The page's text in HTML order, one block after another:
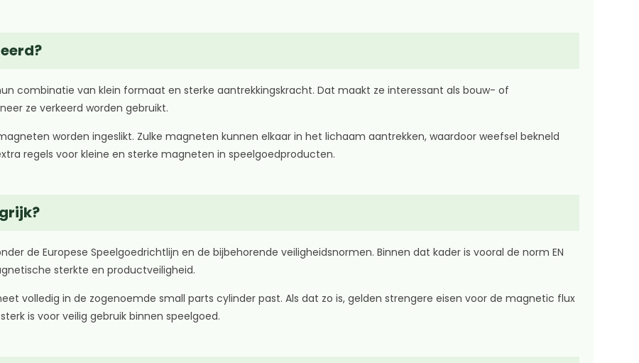
combinatie van klein formaat en sterke aantrekkingskracht. Dat maakt ze interessant als bouw- of
ze verkeerd worden gebruikt.
worden ingeslikt. Zulke magneten kunnen elkaar in het lichaam aantrekken, waardoor weefsel bekneld
regels voor kleine en sterke magneten in speelgoedproducten.
de Europese Speelgoedrichtlijn en de bijbehorende veiligheidsnormen. Binnen dat kader is vooral de norm EN
sterkte en productveiligheid.
volledig in de zogenoemde small parts cylinder past. Als dat zo is, gelden strengere eisen voor de magnetic flux
is voor veilig gebruik binnen speelgoed.